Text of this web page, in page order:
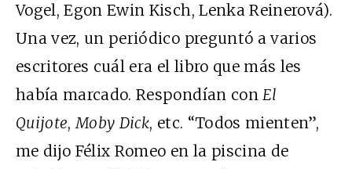
Vogel, Egon Ewin Kisch, Lenka Reinerová).
Una vez, un periódico preguntó a varios
escritores cuál era el libro que más les
había marcado. Respondían conEl
Quijote,Moby Dick, etc. “Todos mienten”,
me dijo Félix Romeo en la piscina de